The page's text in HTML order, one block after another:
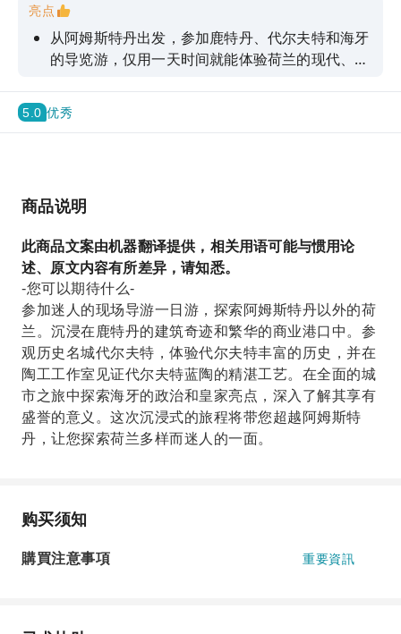
亮点
从阿姆斯特丹出发，参加鹿特丹、代尔夫特和海牙
的导览游，仅用一天时间就能体验荷兰的现代、历
5.0 优秀
商品说明
此商品文案由机器翻译提供，相关用语可能与惯用论
述、原文内容有所差异，请知悉。
-您可以期待什么-
参加迷人的现场导游一日游，探索阿姆斯特丹以外的荷
兰。沉浸在鹿特丹的建筑奇迹和繁华的商业港口中。参
观历史名城代尔夫特，体验代尔夫特丰富的历史，并在
陶工工作室见证代尔夫特蓝陶的精湛工艺。在全面的城
市之旅中探索海牙的政治和皇家亮点，深入了解其享有
盛誉的意义。这次沉浸式的旅程将带您超越阿姆斯特
丹，让您探索荷兰多样而迷人的一面。
购买须知
購買注意事項 重要資訊